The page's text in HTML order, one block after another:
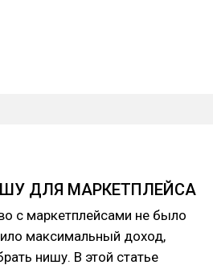
ДЛЯ МАРКЕТПЛЕЙСА
с маркетплейсами не было
максимальный доход,
нишу. В этой статье